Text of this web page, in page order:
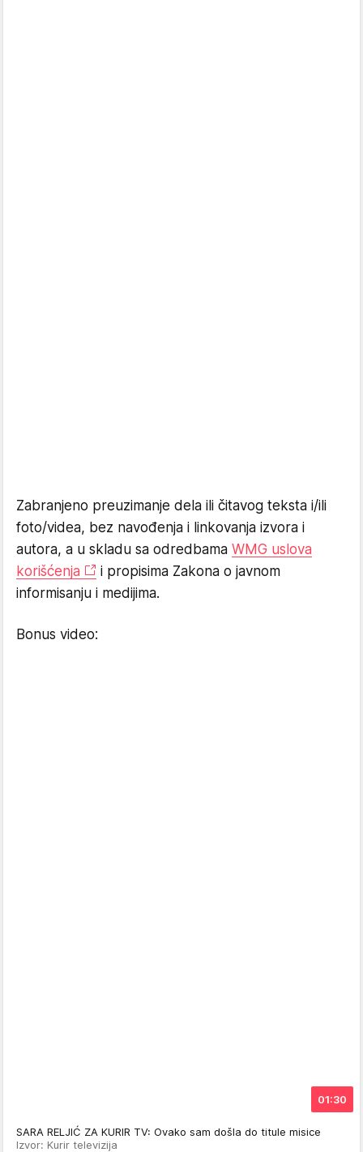
Zabranjeno preuzimanje dela ili čitavog teksta i/ili
foto/videa, bez navođenja i linkovanja izvora i
autora, a u skladu sa odredbama WMG uslova
korišćenja
i propisima Zakona o javnom
informisanju i medijima.
Bonus video:
01:30
SARA RELJIĆ ZA KURIR TV: Ovako sam došla do titule misice
Izvor: Kurir televizija